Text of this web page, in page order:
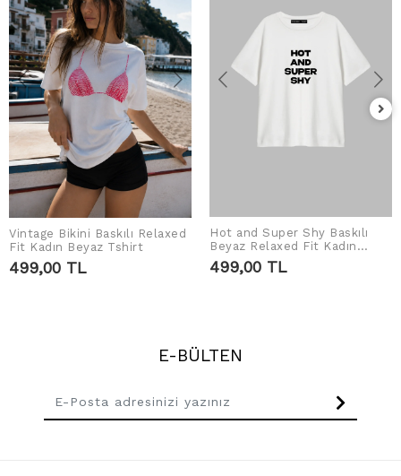
SEPETE EKLE
Vintage Bikini Baskılı Relaxed
Fit Kadın Beyaz Tshirt
499,00 TL
SEPETE EKLE
Hot and Super Shy Baskılı
Beyaz Relaxed Fit Kadın
Tshirt
499,00 TL
E-BÜLTEN